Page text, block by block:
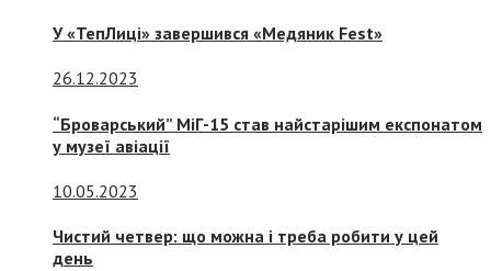
У «ТепЛиці» завершився «Медяник Fest»
26.12.2023
“Броварський” МіГ-15 став найстарішим експонатом
у музеї авіації
10.05.2023
Чистий четвер: що можна і треба робити у цей
день